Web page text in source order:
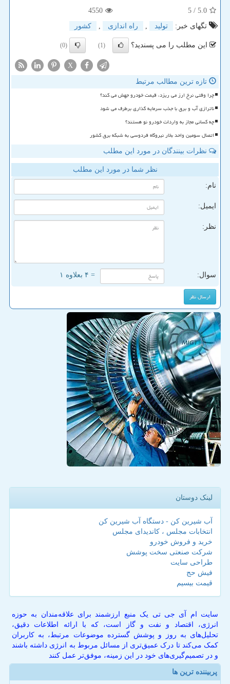
5.0
/ 5
4550
تگهای خبر:
تولید , راه اندازی , كشور
این مطلب را می پسندید؟ (1)
(0)
X
تازه ترین مطالب مرتبط
چرا وقتی نرخ ارز می ریزد، قیمت خودرو جهش می کند؟
ناترازی آب و برق با جذب سرمایه گذاری برطرف می شود
چه کسانی مجاز به واردات خودرو نو هستند؟
اتصال سومین واحد بخار نیروگاه فردوسی به شبکه برق کشور
نظرات بینندگان در مورد این مطلب
نظر شما در مورد این مطلب
نام:
ایمیل:
نظر:
سوال: = ۴ بعلاوه ۱
لینک دوستان
آب شیرین کن - دستگاه آب شیرین کن
انتخابات مجلس ، کاندیدای مجلس
خرید و فروش خودرو
شرکت صنعتی سخت پوشش
طراحی سایت
فیش حج
قیمت بیسیم
سایت ام آی جی تی یک منبع ارزشمند برای علاقه‌مندان به حوزه
انرژی، اقتصاد و نفت و گاز است، که با ارائه اطلاعات دقیق،
تحلیل‌های به روز و پوشش گسترده موضوعات مرتبط، به کاربران
کمک می‌کند تا درک عمیق‌تری از مسائل مربوط به انرژی داشته باشند
و در تصمیم‌گیری‌های خود در این زمینه، موفق‌تر عمل کنند
پربیننده ترین ها